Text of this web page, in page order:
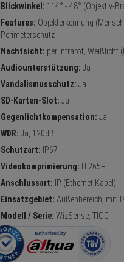
Blickwinkel: 114° - 48° (Objektiv-
Features: Objekterkennung
Perimeterschutz
Nachtsicht: per Infrarot, Weißlicht
Audiounterstützung: Ja
Vandalismusschutz: Ja
SD-Karten-Slot: Ja
Gegenlichtkompensation: Ja
WDR: Ja, 120dB
Schutzart: IP67
Videokomprimierung: H.265+
Anschlussart: IP (Ethernet Kabel)
Einsatzgebiet: Außenbereich, mit
Modell / Serie: WizSense, TIOC